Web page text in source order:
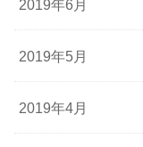
2019年6月
2019年5月
2019年4月